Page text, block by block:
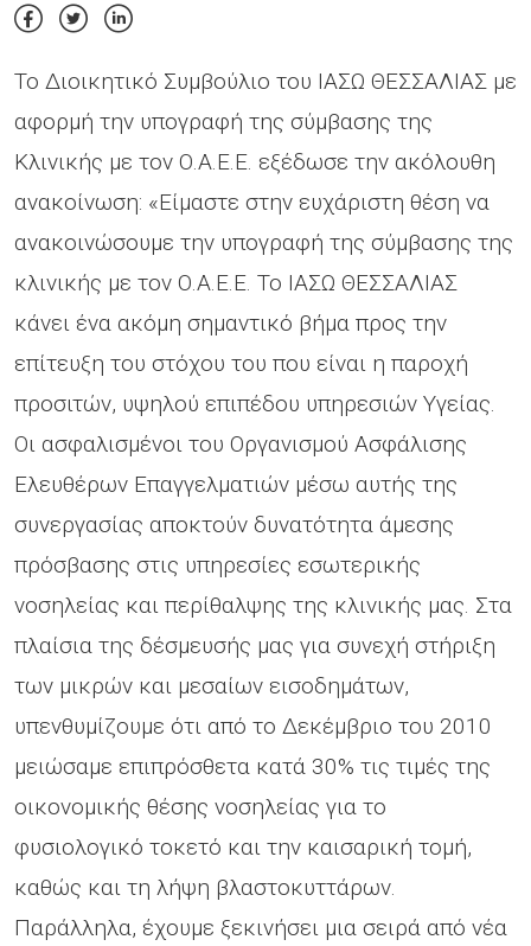
Το Διοικητικό Συμβούλιο του ΙΑΣΩ ΘΕΣΣΑΛΙΑΣ με
αφορμή την υπογραφή της σύμβασης της
Κλινικής με τον Ο.Α.Ε.Ε. εξέδωσε την ακόλουθη
ανακοίνωση: «Είμαστε στην ευχάριστη θέση να
ανακοινώσουμε την υπογραφή της σύμβασης της
κλινικής με τον Ο.Α.Ε.Ε. Το ΙΑΣΩ ΘΕΣΣΑΛΙΑΣ
κάνει ένα ακόμη σημαντικό βήμα προς την
επίτευξη του στόχου του που είναι η παροχή
προσιτών, υψηλού επιπέδου υπηρεσιών Υγείας.
Οι ασφαλισμένοι του Οργανισμού Ασφάλισης
Ελευθέρων Επαγγελματιών μέσω αυτής της
συνεργασίας αποκτούν δυνατότητα άμεσης
πρόσβασης στις υπηρεσίες εσωτερικής
νοσηλείας και περίθαλψης της κλινικής μας. Στα
πλαίσια της δέσμευσής μας για συνεχή στήριξη
των μικρών και μεσαίων εισοδημάτων,
υπενθυμίζουμε ότι από το Δεκέμβριο του 2010
μειώσαμε επιπρόσθετα κατά 30% τις τιμές της
οικονομικής θέσης νοσηλείας για το
φυσιολογικό τοκετό και την καισαρική τομή,
καθώς και τη λήψη βλαστοκυττάρων.
Παράλληλα, έχουμε ξεκινήσει μια σειρά από νέα